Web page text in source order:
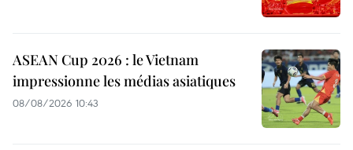
ASEAN Cup 2026 : le Vietnam
impressionne les médias asiatiques
08/08/2026 10:43